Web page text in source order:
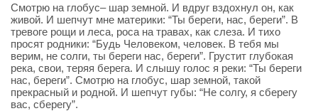
Смотрю на глобус– шар земной. И вдруг вздохнул он, как
живой. И шепчут мне материки: “Ты береги, нас, береги”. В
тревоге рощи и леса, роса на травах, как слеза. И тихо
просят родники: “Будь Человеком, человек. В тебя мы
верим, не солги, ты береги нас, береги”. Грустит глубокая
река, свои, теряя берега. И слышу голос я реки: “Ты береги
нас, береги”. Смотрю на глобус, шар земной, такой
прекрасный и родной. И шепчут губы: “Не солгу, я сберегу
вас, сберегу”.